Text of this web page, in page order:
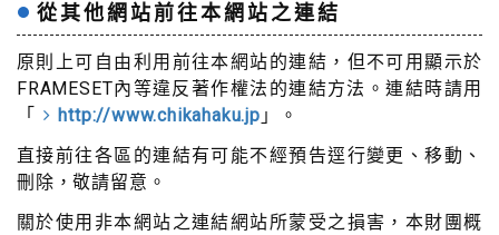
從其他網站前往本網站之連結
原則上可自由利用前往本網站的連結，但不可用顯示於
FRAMESET內等違反著作權法的連結方法。連結時請用
「
http://www.chikahaku.jp 」。
直接前往各區的連結有可能不經預告逕行變更、移動、
刪除，敬請留意。
關於使用非本網站之連結網站所蒙受之損害，本財團概